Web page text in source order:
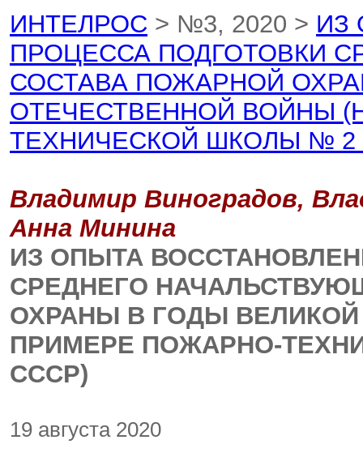
ИНТЕЛРОС > №3, 2020 > ИЗ
ПРОЦЕССА ПОДГОТОВКИ
СОСТАВА ПОЖАРНОЙ
ОТЕЧЕСТВЕННОЙ ВОЙНЫ
ТЕХНИЧЕСКОЙ ШКОЛЫ № 2
Владимир Виноградов,
Анна Минина
ИЗ ОПЫТА
СРЕДНЕГО
ОХРАНЫ В ГОДЫ
ПРИМЕРЕ ПОЖАРНО-
СССР)
19 августа 2020